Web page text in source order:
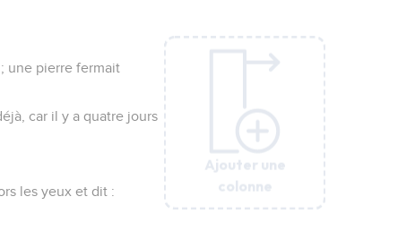
Ajouter une
colonne
une pierre fermait
car il y a quatre jours
les yeux et dit :
Ajouter une
colonne
Ajouter une
colonne
Ajouter une
colonne
Ajouter une
colonne